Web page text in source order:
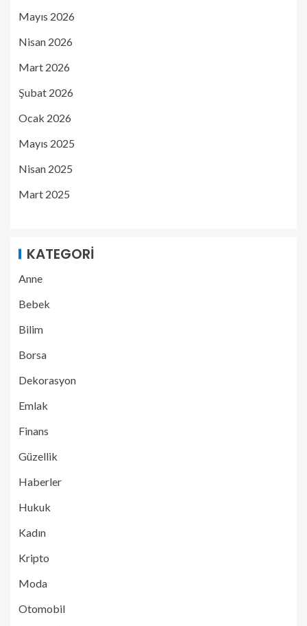
Mayıs 2026
Nisan 2026
Mart 2026
Şubat 2026
Ocak 2026
Mayıs 2025
Nisan 2025
Mart 2025
KATEGORI
Anne
Bebek
Bilim
Borsa
Dekorasyon
Emlak
Finans
Güzellik
Haberler
Hukuk
Kadın
Kripto
Moda
Otomobil